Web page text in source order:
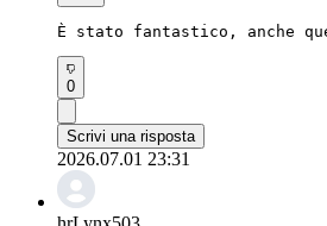
È stato fantastico, anche
0
Scrivi una risposta
2026.07.01 23:31